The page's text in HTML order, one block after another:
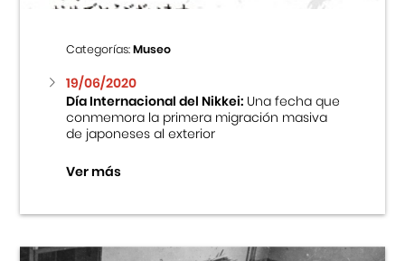
Categorías:Museo
19/06/2020
Día Internacional del Nikkei:Una fecha que
conmemora la primera migración masiva
de japoneses al exterior
Ver más